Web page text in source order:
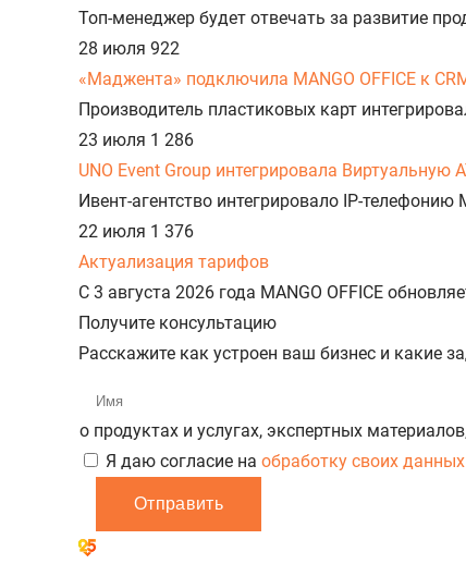
Топ-менеджер будет отвечать за развитие
28 июля 922
«Маджента» подключила MANGO OFFICE к
Производитель пластиковых карт
23 июля 1 286
UNO Event Group интегрировала Виртуальную
Ивент-агентство интегрировало IP-
22 июля 1 376
Актуализация тарифов
С 3 августа 2026 года MANGO OFFICE
Получите консультацию
Расскажите как устроен ваш бизнес и какие
о продуктах и услугах, экспертных
Я даю согласие на обработку своих данных
Отправить